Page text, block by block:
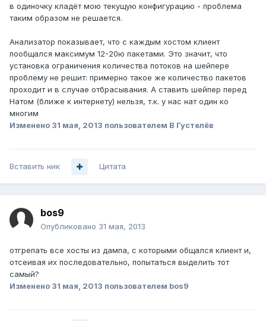
в одиночку кладёт мою текущую конфигурацию - проблема
таким образом не решается.
Анализатор показывает, что с каждым хостом клиент
пообщался максимум 12-20ю пакетами. Это значит, что
установка ограничения количества потоков на шейпере
проблему не решит: примерно такое же количество пакетов
проходит и в случае отбрасывания. А ставить шейпер перед
Натом (ближе к интернету) нельзя, т.к. у нас нат один ко
многим
Изменено 31 мая, 2013 пользователем В Густелёв
Вставить ник Цитата
bos9
Опубликовано 31 мая, 2013
отгрепать все хосты из дампа, с которыми общался клиент и,
отсеивая их последовательно, попытаться выделить тот
самый?
Изменено 31 мая, 2013 пользователем bos9